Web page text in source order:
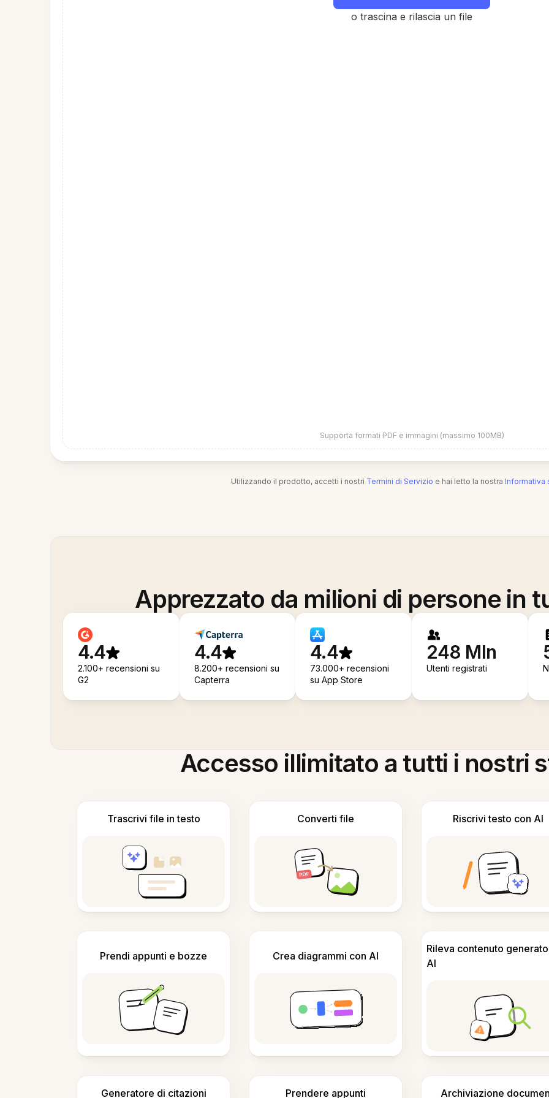
o trascina e rilascia un file
Supporta formati PDF e immagini (massimo 100MB)
Utilizzando il prodotto, accetti i nostri Termini di Servizio e hai letto la nostra Informativa
Apprezzato da milioni di persone in
4.4
2.100+ recensioni su
G2
4.4
8.200+ recensioni su
Capterra
4.4
73.000+ recensioni
su App Store
248 Mln
Utenti registrati
Accesso illimitato a tutti i nostri
Trascrivi file in testo Converti file Riscrivi testo con AI
Prendi appunti e bozze Crea diagrammi con AI
Rileva contenuto
AI
Generatore di citazioni Prendere appunti Archiviazione